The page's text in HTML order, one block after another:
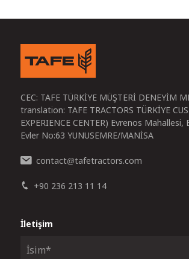
CEC: TAFE TÜRKİYE MÜŞTERİ DENEYİM
translation: TAFE TRACTORS TÜRKİYE
EXPERIENCE CENTER) Evrenos Mahallesi,
Evler No:63 YUNUSEMRE/MANİSA
contact@tafetractors.com
+90 236 213 11 14
İletişim